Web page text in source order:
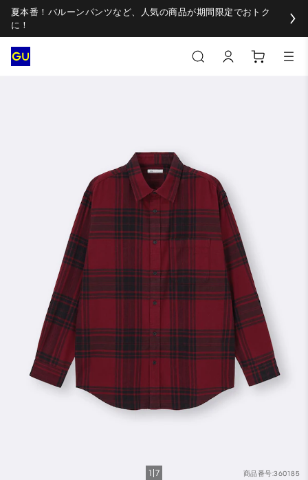
夏本番！バルーンパンツなど、人気の商品が期間限定でおトク
に！
商品番号:360185
1 7